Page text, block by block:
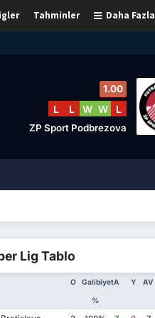
Daha Fazla
Tahminler
1.00
L L W W L
ZP Sport Podbrezova
Lig Tablo
O Galibiyet
%
A Y AV